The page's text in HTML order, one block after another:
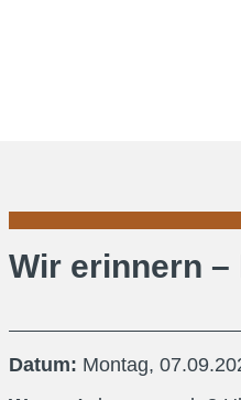
Wir erinnern
Datum: Montag,